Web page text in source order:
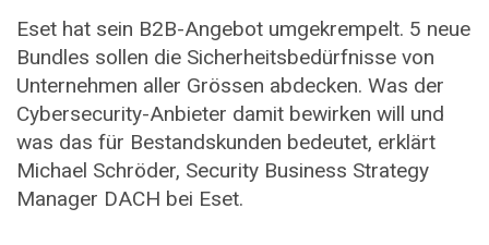
Eset hat sein B2B-Angebot umgekrempelt. 5 neue
Bundles sollen die Sicherheitsbedürfnisse von
Unternehmen aller Grössen abdecken. Was der
Cybersecurity-Anbieter damit bewirken will und
was das für Bestandskunden bedeutet, erklärt
Michael Schröder, Security Business Strategy
Manager DACH bei Eset.